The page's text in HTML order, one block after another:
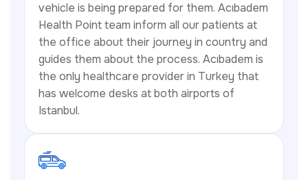
vehicle is being prepared for them. Acıbadem
Health Point team inform all our patients at
the office about their journey in country and
guides them about the process. Acıbadem is
the only healthcare provider in Turkey that
has welcome desks at both airports of
Istanbul.